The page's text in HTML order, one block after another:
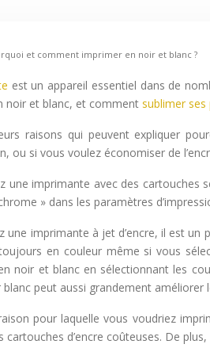
et comment imprimer en noir et blanc ?
est un appareil essentiel dans de
noir et blanc, et comment sublimer
raisons qui peuvent expliquer
ou si vous voulez économiser de
une imprimante avec des cartouches
» dans les paramètres
une imprimante à jet d’encre, il est
en couleur même si vous
noir et blanc en sélectionnant les
peut aussi grandement améliorer
pour laquelle vous voudriez
cartouches d’encre coûteuses. De